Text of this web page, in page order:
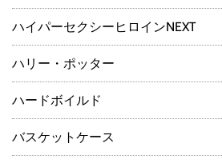
ハイパーセクシーヒロインNEXT
ハリー・ポッター
ハードボイルド
バスケットケース